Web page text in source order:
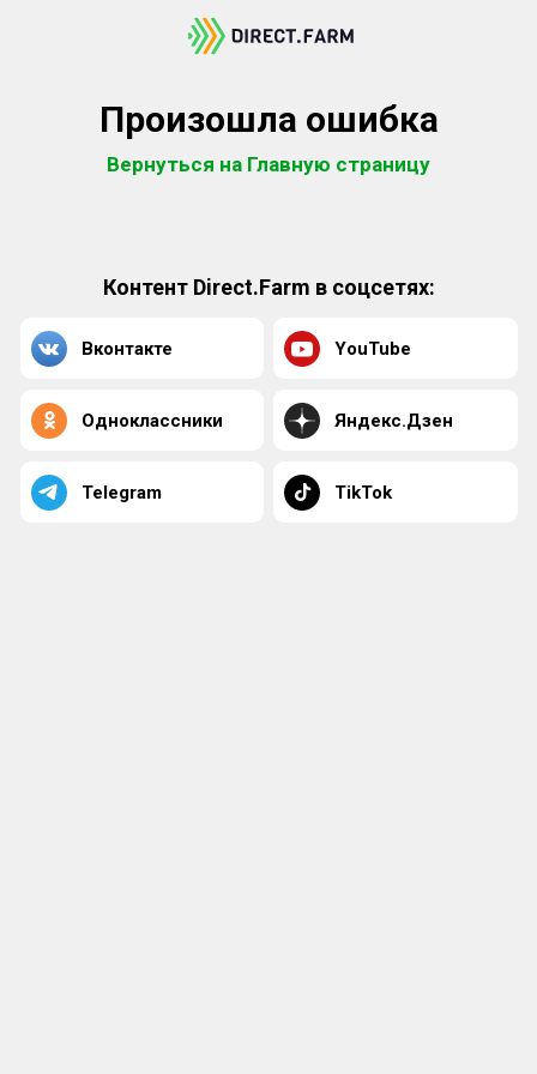
Произошла ошибка
Вернуться на Главную страницу
Контент Direct.Farm в соцсетях:
Вконтакте YouTube
Одноклассники Яндекс.Дзен
Telegram TikTok